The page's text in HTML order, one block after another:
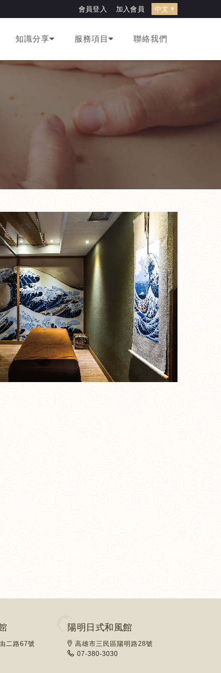
width="0" style="display:none;visibility:hidden"></iframe>
會員登入 加入會員
知識分享 服務項目 聯絡我們
二路67號
陽明日式和風館
高雄市三民區陽明路28號
07-380-3030